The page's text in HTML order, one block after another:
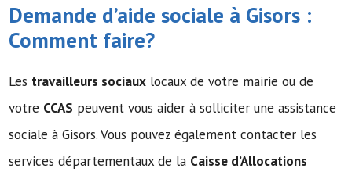
Demande d’aide sociale à Gisors :
Comment faire?
Les travailleurs sociaux locaux de votre mairie ou de
votre CCAS peuvent vous aider à solliciter une assistance
sociale à Gisors. Vous pouvez également contacter les
services départementaux de la Caisse d’Allocations